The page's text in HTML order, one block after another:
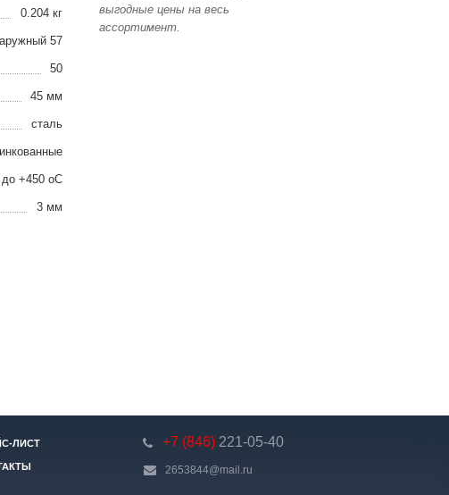
0.204 кг
57
50
45 мм
сталь
до +450 oC
3 мм
выгодные цены на весь
ассортимент.
ЛИСТ +7 (846) 221-05-40
2653844@mail.ru